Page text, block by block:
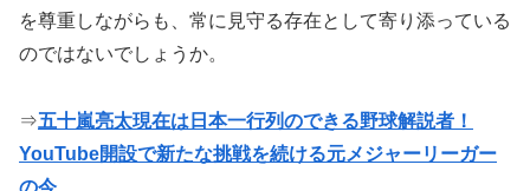
を尊重しながらも、常に見守る存在として寄り添っている
のではないでしょうか。
⇒五十嵐亮太現在は日本一行列のできる野球解説者！
YouTube開設で新たな挑戦を続ける元メジャーリーガー